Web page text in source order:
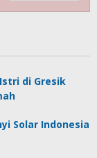
di Gresik
Solar Indonesia